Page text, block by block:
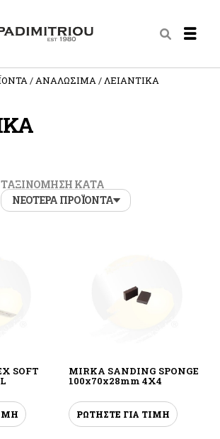
ΑΝΑΛΩΣΙΜΑ ΛΕΙΑΝΤΙΚΑ
ΤΑΞΙΝΟΜΗΣΗ ΚΑΤΑ
ΝΕΟΤΕΡΑ ΠΡΟΪΟΝΤΑ
SOFT MIRKA SANDING SPONGE
100x70x28mm 4X4
ΡΩΤΗΣΤΕ ΓΙΑ ΤΙΜΗ